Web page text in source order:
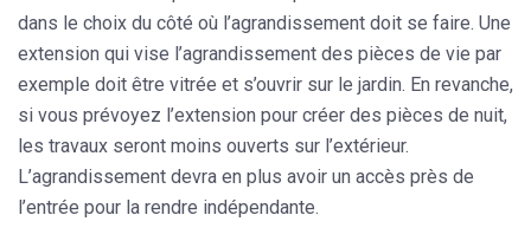
dans le choix du côté où l’agrandissement doit se faire. Une
extension qui vise l’agrandissement des pièces de vie par
exemple doit être vitrée et s’ouvrir sur le jardin. En revanche,
si vous prévoyez l’extension pour créer des pièces de nuit,
les travaux seront moins ouverts sur l’extérieur.
L’agrandissement devra en plus avoir un accès près de
l’entrée pour la rendre indépendante.